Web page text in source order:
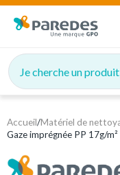
Je cherche un
Accueil/Matériel de
Gaze imprégnée PP 17g/